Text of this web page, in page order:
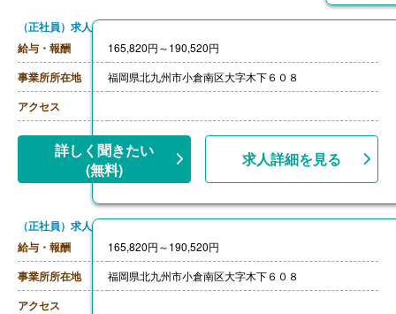
（正社員）求人
給与・報酬
165,820円～190,520円
事業所所在地 福岡県北九州市小倉南区大字木下６０８
アクセス
詳しく聞きたい
(無料)
求人詳細を見る
（正社員）求人
給与・報酬
165,820円～190,520円
事業所所在地 福岡県北九州市小倉南区大字木下６０８
アクセス